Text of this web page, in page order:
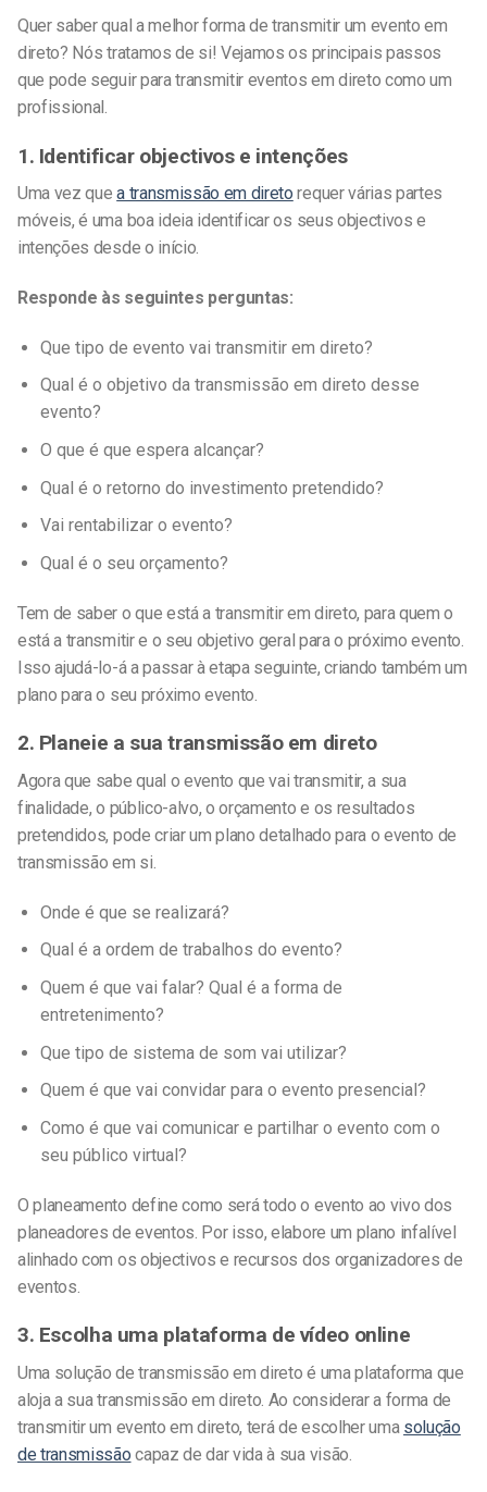
Quer saber qual a melhor forma de transmitir um evento em
direto? Nós tratamos de si! Vejamos os principais passos
que pode seguir para transmitir eventos em direto como um
profissional.
1. Identificar objectivos e intenções
Uma vez quea transmissão em direto requer várias partes
móveis, é uma boa ideia identificar os seus objectivos e
intenções desde o início.
Responde às seguintes perguntas:
Que tipo de evento vai transmitir em direto?
Qual é o objetivo da transmissão em direto desse
evento?
O que é que espera alcançar?
Qual é o retorno do investimento pretendido?
Vai rentabilizar o evento?
Qual é o seu orçamento?
Tem de saber o que está a transmitir em direto, para quem o
está a transmitir e o seu objetivo geral para o próximo evento.
Isso ajudá-lo-á a passar à etapa seguinte, criando também um
plano para o seu próximo evento.
2. Planeie a sua transmissão em direto
Agora que sabe qual o evento que vai transmitir, a sua
finalidade, o público-alvo, o orçamento e os resultados
pretendidos, pode criar um plano detalhado para o evento de
transmissão em si.
Onde é que se realizará?
Qual é a ordem de trabalhos do evento?
Quem é que vai falar? Qual é a forma de
entretenimento?
Que tipo de sistema de som vai utilizar?
Quem é que vai convidar para o evento presencial?
Como é que vai comunicar e partilhar o evento com o
seu público virtual?
O planeamento define como será todo o evento ao vivo dos
planeadores de eventos. Por isso, elabore um plano infalível
alinhado com os objectivos e recursos dos organizadores de
eventos.
3. Escolha uma plataforma de vídeo online
Uma solução de transmissão em direto é uma plataforma que
aloja a sua transmissão em direto. Ao considerar a forma de
transmitir um evento em direto, terá de escolher uma solução
de transmissão capaz de dar vida à sua visão.